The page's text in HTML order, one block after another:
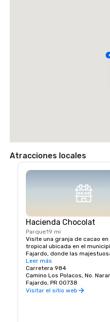
Atracciones locales
Hacienda Chocolat
Parque19 mi
Visite una granja de cacao en
tropical ubicada en el
Fajardo, donde las
del bosque de El Yunque se
el impresionante fondo del
Atlántico creando una
inolvidable.
Leer más
Carretera 984
Camino Los Polacos, No.
Fajardo, PR 00738
Visitar el sitio web